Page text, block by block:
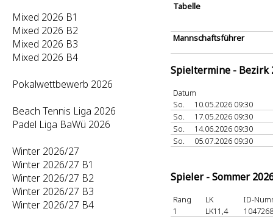
Mixed 2026 B1
Mixed 2026 B2
Mixed 2026 B3
Mixed 2026 B4
Pokalwettbewerb 2026
Beach Tennis Liga 2026
Padel Liga BaWü 2026
Winter 2026/27
Winter 2026/27 B1
Winter 2026/27 B2
Winter 2026/27 B3
Winter 2026/27 B4
Tabelle
Mannschaftsführer
Spieltermine - Bezirk
Datum
So.
10.05.2026 09:30
So.
17.05.2026 09:30
So.
14.06.2026 09:30
So.
05.07.2026 09:30
Spieler - Sommer
Rang LK
ID-
1
LK11,4